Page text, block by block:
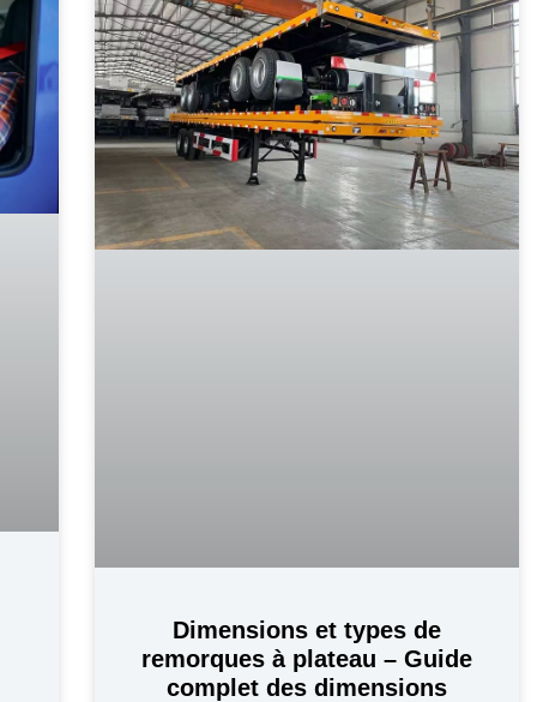
Dimensions et types de
remorques à plateau – Guide
complet des dimensions